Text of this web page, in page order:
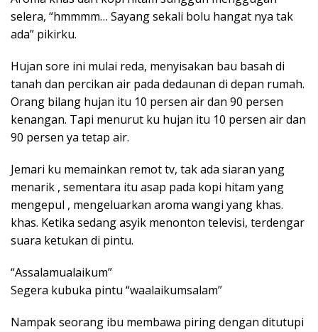
selera, “hmmmm… Sayang sekali bolu hangat nya tak
ada” pikirku.
Hujan sore ini mulai reda, menyisakan bau basah di
tanah dan percikan air pada dedaunan di depan rumah.
Orang bilang hujan itu 10 persen air dan 90 persen
kenangan. Tapi menurut ku hujan itu 10 persen air dan
90 persen ya tetap air.
Jemari ku memainkan remot tv, tak ada siaran yang
menarik , sementara itu asap pada kopi hitam yang
mengepul , mengeluarkan aroma wangi yang khas.
khas. Ketika sedang asyik menonton televisi, terdengar
suara ketukan di pintu.
“Assalamualaikum”
Segera kubuka pintu “waalaikumsalam”
Nampak seorang ibu membawa piring dengan ditutupi